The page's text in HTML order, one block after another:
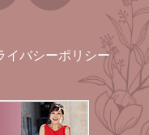
イバシーポリシー